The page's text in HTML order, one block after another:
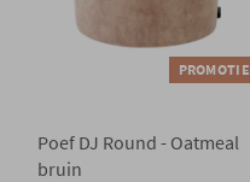
PROMOTIE
Poef DJ Round - Oatmeal
bruin